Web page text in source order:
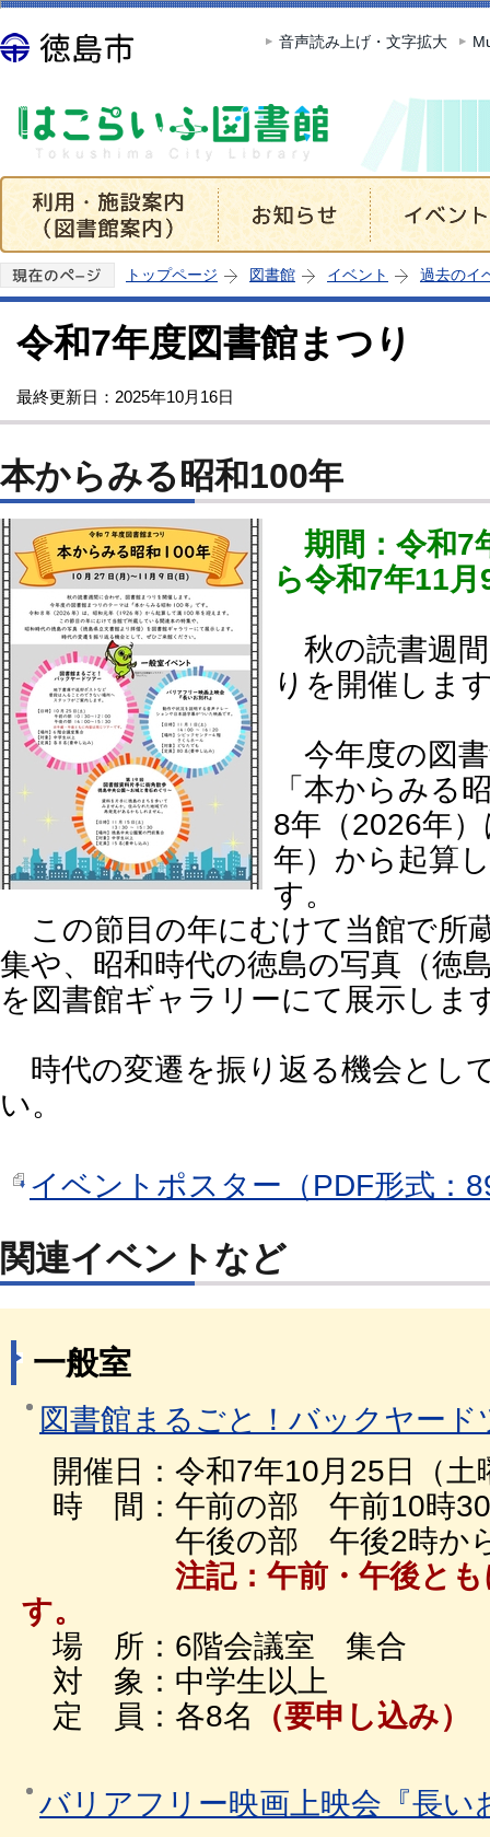
この
音声読み上げ・文字拡大
トップページ 図書館 イベント 過去のイ
令和7年度図書館まつり
最終更新日：2025年10月16日
本からみる昭和100年
期間：令和7
ら令和7年11
秋の読書週
りを開催しま
今年度の図
「本からみる
8年（2026年
年）から起算
す。
この節目の年にむけて当館で所
集や、昭和時代の徳島の写真（徳
を図書館ギャラリーにて展示しま
時代の変遷を振り返る機会とし
い。
イベントポスター（PDF形式：
関連イベントなど
一般室
図書館まるごと！バックヤード
開催日：令和7年10月25日（土
時 間：午前の部 午前10時30
午後の部 午後2時から
注記：午前・午後と
す。
場 所：6階会議室 集合
対 象：中学生以上
定 員：各8名
（要申し込み）
バリアフリー映画上映会『長い